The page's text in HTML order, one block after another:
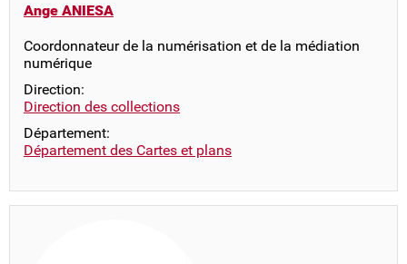
Ange ANIESA
Coordonnateur de la numérisation et de la médiation
numérique
Direction:
Direction des collections
Département:
Département des Cartes et plans